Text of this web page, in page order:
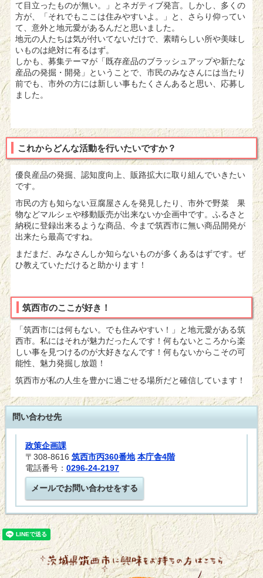
て目立ったものが無い。」とネガティブ発言。しかし、多くの
方が、「それでもここは住みやすいよ。」と、さらり仰ってい
て、意外と地元愛があるんだと思いました。
地元の人たちは気が付いてないだけで、素晴らしい所や美味し
いものは絶対に有るはず。
しかも、募集テーマが「既存産品のブラッシュアップや新たな
産品の発掘・開発」ということで、市民のみなさんには当たり
前でも、 市外の方には新しい事もたくさんあると思い、応募し
ました。
これからどんな活動を行いたいですか？
優良産品の発掘、認知度向上、販路拡大に取り組んでいきたい
です。
市民の方も知らない豆腐屋さんを発見したり、市外で野菜 果
物などマルシェや移動販売が出来ないか企画中です。ふるさと
納税に登録出来るような商品、今まで筑西市に無い商品開発が
出来たら最高ですね。
まだまだ、みなさんしか知らないものが多くあるはずです。ぜ
ひ教えていただけると助かります！
筑西市のここが好き！
「筑西市には何もない。でも住みやすい！」と地元愛がある筑
西市。私にはそれが魅力だったんです！何もないところから楽
しい事を見つけるのが大好きなんです！何もないからこその可
能性、魅力発掘し放題！
筑西市が私の人生を豊かに過ごせる場所だと確信しています！
問い合わせ先
政策企画課
〒308-8616 筑西市丙360番地 本庁舎4階
電話番号： 0296-24-2197
メールでお問い合わせをする